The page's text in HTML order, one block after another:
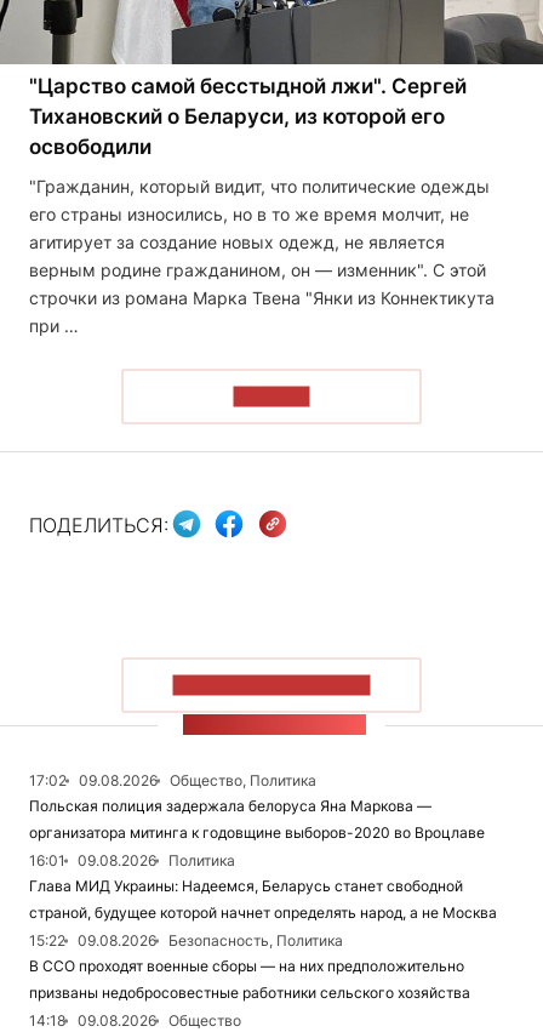
"Царство самой бесстыдной лжи". Сергей
Тихановский о Беларуси, из которой его
освободили
"Гражданин, который видит, что политические одежды
его страны износились, но в то же время молчит, не
агитирует за создание новых одежд, не является
верным родине гражданином, он — изменник". С этой
строчки из романа Марка Твена "Янки из Коннектикута
при …
ПОДЕЛИТЬСЯ:
17:02 09.08.2026
Общество, Политика
Польская полиция задержала белоруса Яна Маркова —
организатора митинга к годовщине выборов-2020 во Вроцлаве
16:01
09.08.2026
Политика
Глава МИД Украины: Надеемся, Беларусь станет свободной
страной, будущее которой начнет определять народ, а не Москва
15:22
09.08.2026
Безопасность, Политика
В ССО проходят военные сборы — на них предположительно
призваны недобросовестные работники сельского хозяйства
14:18
09.08.2026
Общество